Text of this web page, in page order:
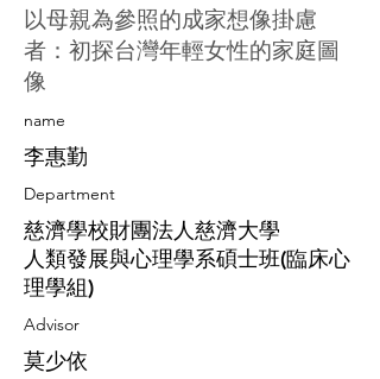
以母親為參照的成家想像掛慮
者：初探台灣年輕女性的家庭圖
像
​name
李惠勤
Department
慈濟學校財團法人慈濟大學
人類發展與心理學系碩士班(臨床心
理學組)
Advisor
莫少依